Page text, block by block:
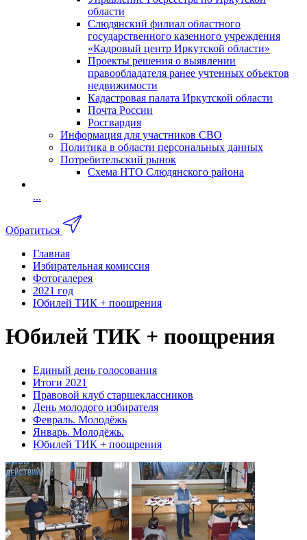
области
Слюдянский филиал областного
государственного казенного учреждения
«Кадровый центр Иркутской области»
Проекты решения о выявлении
правообладателя ранее учтенных объектов
недвижимости
Кадастровая палата Иркутской области
Почта России
Росгвардия
Информация для участников СВО
Политика в области персональных данных
Потребительский рынок
Схема НТО Слюдянского района
...
Обратиться
Главная
Избирательная комиссия
Фотогалерея
2021 год
Юбилей ТИК + поощрения
Юбилей ТИК + поощрения
Единый день голосования
Итоги 2021
Правовой клуб старшеклассников
День молодого избирателя
Февраль. Молодёжь
Январь. Молодёжь.
Юбилей ТИК + поощрения